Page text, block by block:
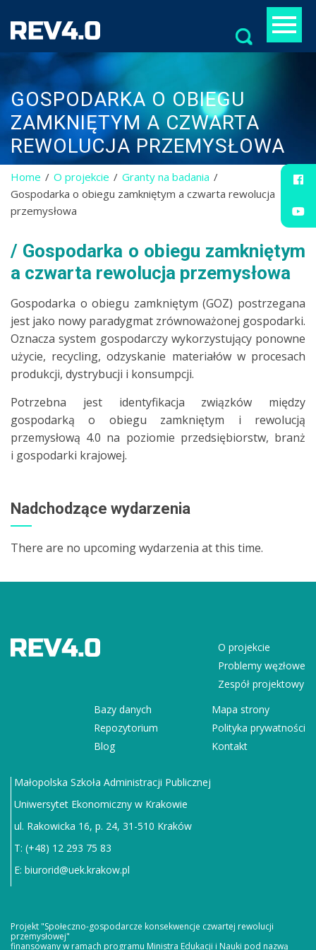
Szukaj:
GOSPODARKA O OBIEGU
ZAMKNIĘTYM A CZWARTA
REWOLUCJA PRZEMYSŁOWA
Home O projekcie
Granty na badania
Gospodarka o obiegu zamkniętym a czwarta rewolucja
przemysłowa
Gospodarka o obiegu zamkniętym
a czwarta rewolucja przemysłowa
Gospodarka o obiegu zamkniętym (GOZ) postrzegana
jest jako nowy paradygmat zrównoważonej gospodarki.
Oznacza system gospodarczy wykorzystujący ponowne
użycie, recycling, odzyskanie materiałów w procesach
produkcji, dystrybucji i konsumpcji.
Potrzebna jest identyfikacja związków między
gospodarką o obiegu zamkniętym i rewolucją
przemysłową 4.0 na poziomie przedsiębiorstw, branż
i gospodarki krajowej.
Nadchodzące wydarzenia
There are no upcoming wydarzenia at this time.
O projekcie
Problemy węzłowe
Zespół projektowy
Bazy danych
Repozytorium
Blog
Mapa strony
Polityka prywatności
Kontakt
Małopolska Szkoła Administracji Publicznej
Uniwersytet Ekonomiczny w Krakowie
ul. Rakowicka 16, p. 24, 31-510 Kraków
T: (+48) 12 293 75 83
E:biurorid@uek.krakow.pl
Projekt "Społeczno-gospodarcze konsekwencje czwartej rewolucji
przemysłowej"
finansowany w ramach programu Ministra Edukacji i Nauki pod nazwą